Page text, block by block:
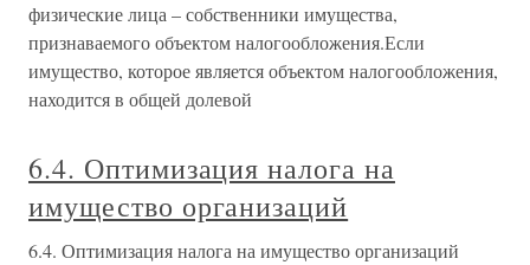
физические лица – собственники имущества,
признаваемого объектом налогообложения.Если
имущество, которое является объектом налогообложения,
находится в общей долевой
6.4. Оптимизация налога на
имущество организаций
6.4. Оптимизация налога на имущество организаций